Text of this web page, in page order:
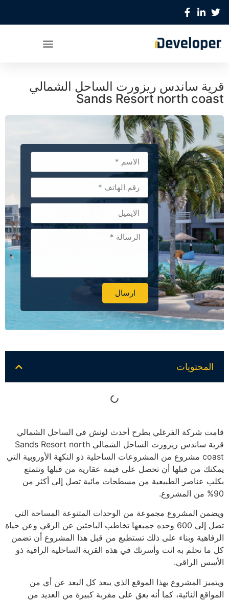
قرية ساندس ريزورت الساحل الشمالي
Sands Resort north coast
ارسال
Alternative:
المحتويات
قامت شركة الفرغلي بطرح أحدث لونش في الساحل الشمالي
قرية ساندس ريزورت الساحل الشمالي Sands Resort north
coast مشروع من المشروعات الساحلية ذو النكهة الأوروبية التي
يمكنك من قبلها أن تحصل على قيمة عقارية من قبلها وتتمتع
بكلب عناصر الطبيعية من مسطحات مائية تصل إلى أكثر من
90% من المشروع.
ويضمن المشروع مجموعة من الوحدات المتنوعة المساحة التي
تصل إلى 600 وحده جميعها تخاطب الباحثين عن الرقي وعن حياة
الرفاهية وبناء على ذلك تستطيع من قبل هذا المشروع أن تضمن
كل ما تحلم به انت وأسرتك في هذه القرية الساحلية الراقية ذو
الأسس الراقي.
ويتميز المشروع بهذا الموقع الذي يبعد كل البعد عن أي من
المواقع النائية، كما أنه يعق على مقربة كبيرة من العديد من